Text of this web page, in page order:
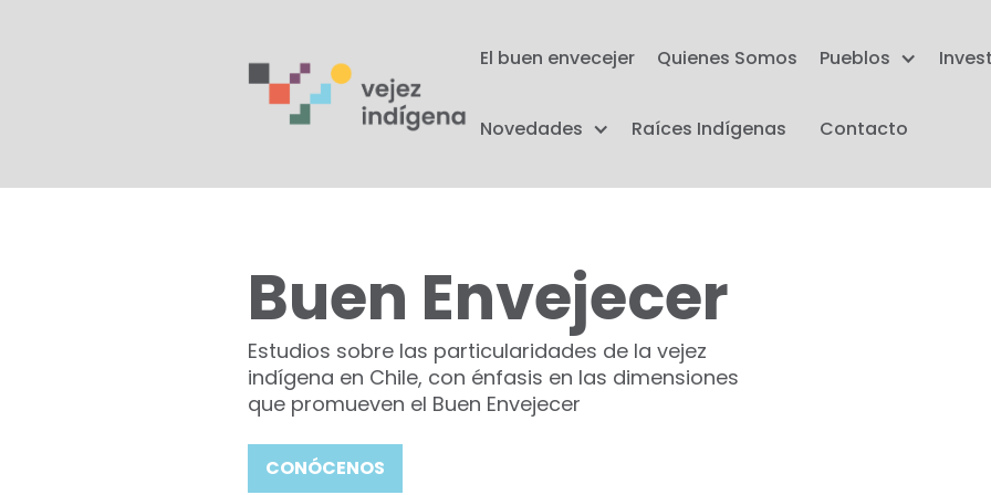
El buen envecejer Quienes Somos Pueblos
Novedades Raíces Indígenas Contacto
Buen Envejecer
Estudios sobre las particularidades de la vejez
indígena en Chile, con énfasis en las dimensiones
que promueven el Buen Envejecer
CONÓCENOS